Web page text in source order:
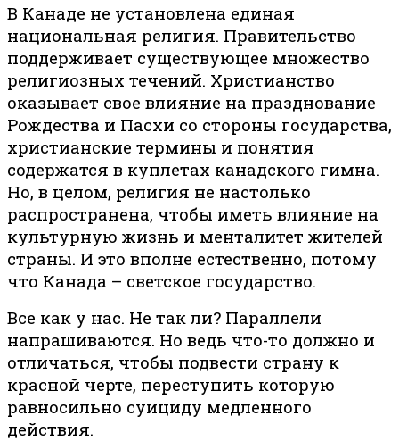
В Канаде не установлена единая
национальная религия. Правительство
поддерживает существующее множество
религиозных течений. Христианство
оказывает свое влияние на празднование
Рождества и Пасхи со стороны государства,
христианские термины и понятия
содержатся в куплетах канадского гимна.
Но, в целом, религия не настолько
распространена, чтобы иметь влияние на
культурную жизнь и менталитет жителей
страны. И это вполне естественно, потому
что Канада – светское государство.
Все как у нас. Не так ли? Параллели
напрашиваются. Но ведь что-то должно и
отличаться, чтобы подвести страну к
красной черте, переступить которую
равносильно суициду медленного
действия.